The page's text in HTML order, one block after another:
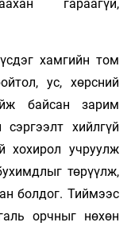
гараагүй,
хамгийн том
ус, хөрсний
байсан зарим
хийлгүй
хохирол учруулж
төрүүлж,
болдог. Тиймээс
орчныг нөхөн